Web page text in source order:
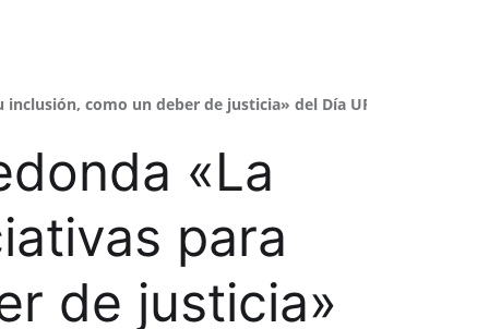
como un deber de justicia» del Día UPO: Justicia e
«La
para
de justicia»